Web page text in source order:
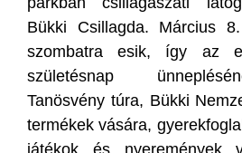
Bükki Csillagda. Március
szombatra esik, így az
születésnap
Tanösvény túra, Bükki
termékek vására,
játékok és nyeremények